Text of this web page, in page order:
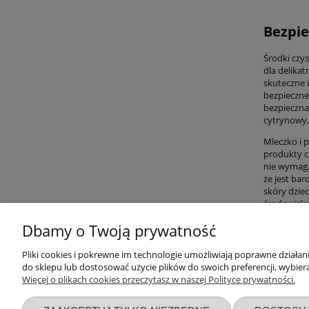
Środki
dla
skuteczne
Mleczko i
produkty
nie
że jest
skóry
Przydatne linki
Nowości
Promocje
Warunki
Regulaminy
Zwroty i
Dbamy o Twoją prywatność
Pliki cookies i pokrewne im technologie umożliwiają poprawne
do sklepu lub dostosować użycie plików do swoich preferencji,
Więcej o plikach cookies przeczytasz w naszej Polityce prywatności.